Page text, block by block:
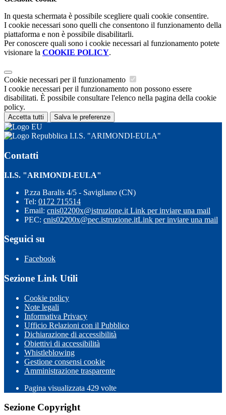
In questa schermata è possibile scegliere quali cookie consentire.
I cookie necessari sono quelli che consentono il funzionamento della
piattaforma e non è possibile disabilitarli.
Per conoscere quali sono i cookie necessari al funzionamento potete
visionare la COOKIE POLICY.
Cookie necessari per il funzionamento
I cookie necessari per il funzionamento non possono essere
disabilitati. È possibile consultare l'elenco nella pagina della cookie
policy.
Accetta tutti Salva le preferenze
I.I.S. "ARIMONDI-EULA"
Contatti
I.I.S. "ARIMONDI-EULA"
P.zza Baralis 4/5 - Savigliano (CN)
Tel: 0172 715514
Email: cnis02200x@istruzione.it Link per inviare una mail
PEC: cnis02200x@pec.istruzione.itLink per inviare una mail
Seguici su
Facebook
Sezione Link Utili
Cookie policy
Note legali
Informativa Privacy
Ufficio Relazioni con il Pubblico
Dichiarazione di accessibilità
Obiettivi di accessibilità
Whistleblowing
Gestione consensi cookie
Amministrazione trasparente
Pagina visualizzata 429 volte
Sezione Copyright